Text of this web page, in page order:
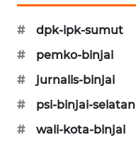
#
dpk-ipk-sumut
#
pemko-binjai
#
jurnalis-binjai
#
psi-binjai-selatan
#
wali-kota-binjai
SONYA
ASA
NEWS